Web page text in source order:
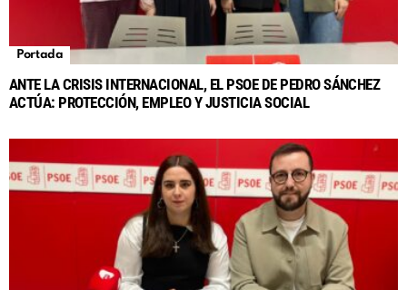
Portada
ANTE LA CRISIS INTERNACIONAL, EL PSOE DE PEDRO SÁNCHEZ
ACTÚA: PROTECCIÓN, EMPLEO Y JUSTICIA SOCIAL